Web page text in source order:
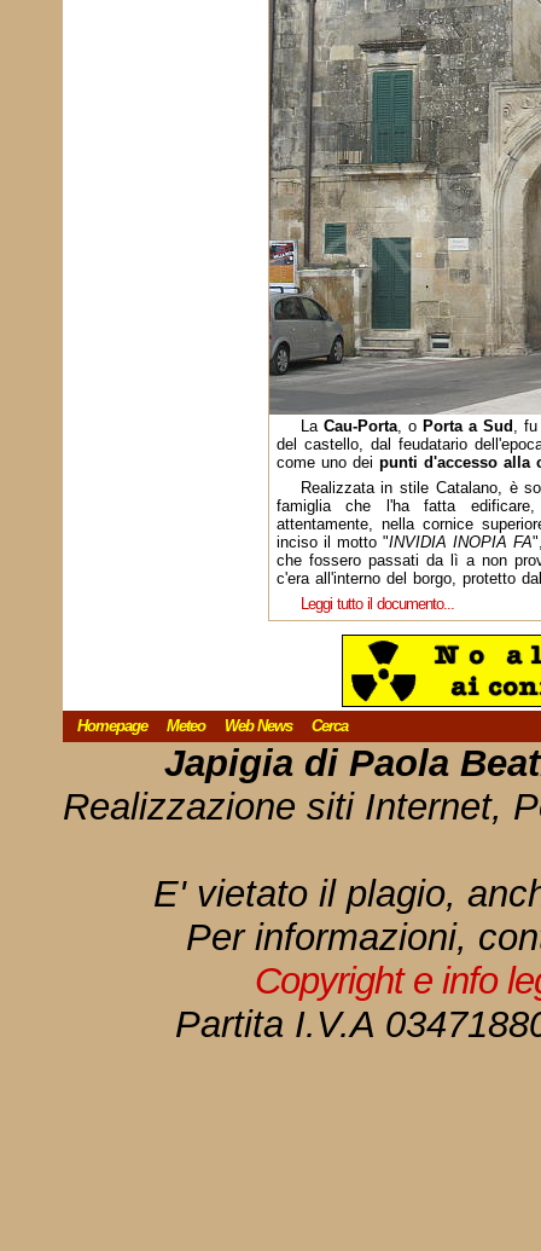
La Cau-Porta, o Porta a Sud , fu
del castello, dal feudatario
come uno dei punti d'accesso alla
Realizzata in stile Catalano, è
famiglia che l'ha fatta
attentamente, nella cornice
inciso il motto "INVIDIA INOPIA FA
che fossero passati da lì a non
c'era all'interno del borgo, protetto
Leggi tutto il documento...
Homepage Meteo Web News Cerca
Japigia di Paola
Realizzazione siti Internet,
E' vietato il plagio,
Per informazioni,
Copyright e info
Partita I.V.A